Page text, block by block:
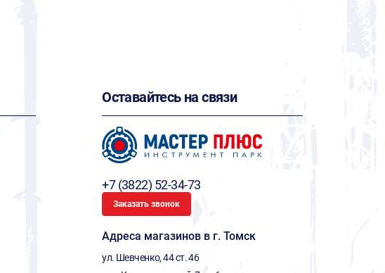
Оставайтесь на связи
+7 (3822) 52-34-73
Заказать звонок
Адреса магазинов в г. Томск
ул. Шевченко, 44 ст. 46